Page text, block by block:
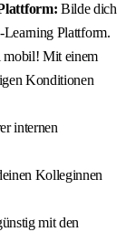
Bilde dich
Plattform.
mobil! Mit einem
Konditionen
internen
Kolleginnen
mit den